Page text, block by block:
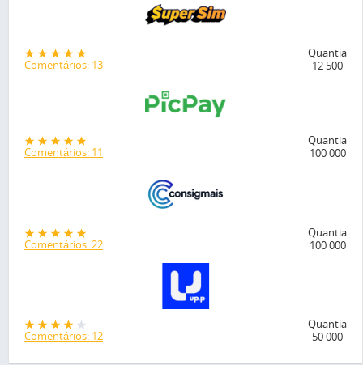
Comentários: 13
Quantia
12 500
Comentários: 11
Quantia
100 000
Comentários: 22
Quantia
100 000
Comentários: 12
Quantia
50 000